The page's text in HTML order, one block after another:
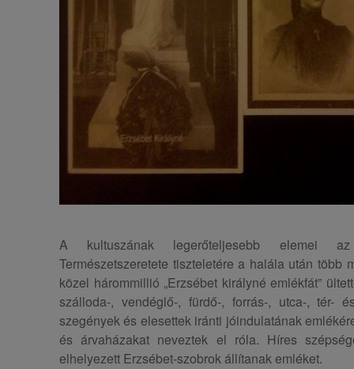
A kultuszának legerőteljesebb elemei az
Természetszeretete tiszteletére a halála után több
közel hárommillió „Erzsébet királyné emlékfát”
szálloda-, vendéglő-, fürdő-, forrás-, utca-, tér-
szegények és elesettek iránti jóindulatának
és árvaházakat neveztek el róla. Híres
elhelyezett Erzsébet-szobrok állítanak emléket.